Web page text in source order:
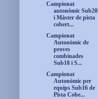
Campionat
autonòmic Sub20
i Màster de pista
cobert...
Campionat
Autonòmic de
proves
combinades
Sub18 i S...
Campionat
Autonòmic per
equips Sub16 de
Pista Cobe...